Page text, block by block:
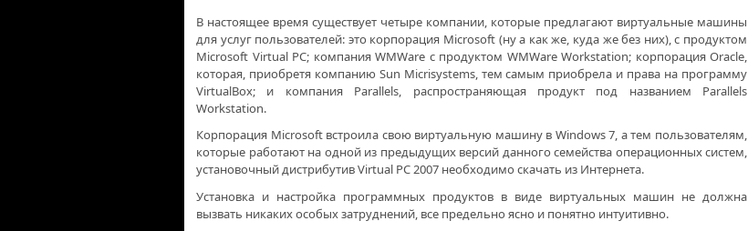
В настоящее время существует четыре компании, которые предлагают виртуальные машины
для услуг пользователей: это корпорация Microsoft (ну а как же, куда же без них), с продуктом
Microsoft Virtual PC; компания WMWare с продуктом WMWare Workstation; корпорация Oracle,
которая, приобретя компанию Sun Micrisystems, тем самым приобрела и права на программу
VirtualBox; и компания Parallels, распространяющая продукт под названием Parallels
Workstation.
Корпорация Microsoft встроила свою виртуальную машину в Windows 7, а тем пользователям,
которые работают на одной из предыдущих версий данного семейства операционных систем,
установочный дистрибутив Virtual PC 2007 необходимо скачать из Интернета.
Установка и настройка программных продуктов в виде виртуальных машин не должна
вызвать никаких особых затруднений, все предельно ясно и понятно интуитивно.